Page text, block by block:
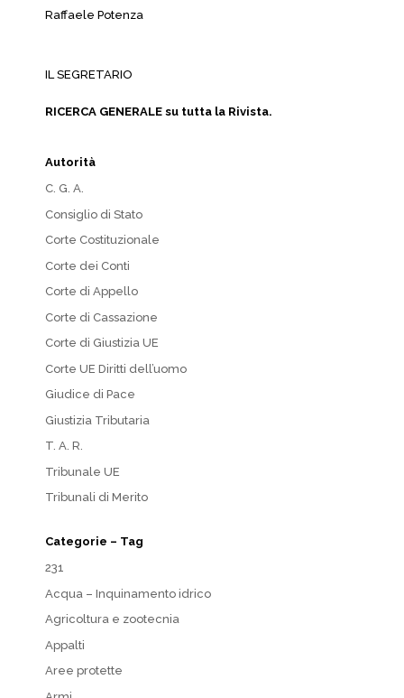
Raffaele Potenza
IL SEGRETARIO
RICERCA GENERALE su tutta la Rivista.
Autorità
C. G. A.
Consiglio di Stato
Corte Costituzionale
Corte dei Conti
Corte di Appello
Corte di Cassazione
Corte di Giustizia UE
Corte UE Diritti dell’uomo
Giudice di Pace
Giustizia Tributaria
T. A. R.
Tribunale UE
Tribunali di Merito
Categorie – Tag
231
Acqua – Inquinamento idrico
Agricoltura e zootecnia
Appalti
Aree protette